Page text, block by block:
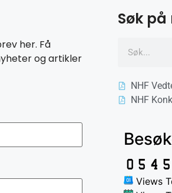
her. Få
og artikler
Søk
NHF
NHF
Views